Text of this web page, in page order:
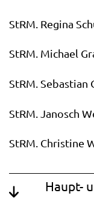
StRM. Regina
StRM. Michael
StRM. Sebastian
StRM. Janosch
StRM. Christine
Haupt-